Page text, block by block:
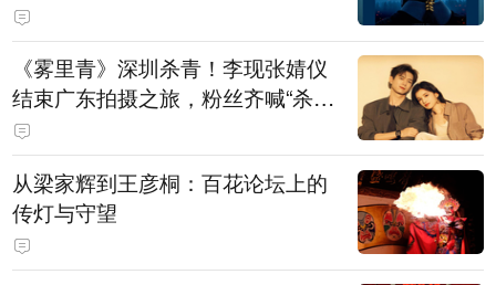
《雾里青》深圳杀青！李现张婧仪
结束广东拍摄之旅，粉丝齐喊“杀青
快乐”
从梁家辉到王彦桐：百花论坛上的
传灯与守望